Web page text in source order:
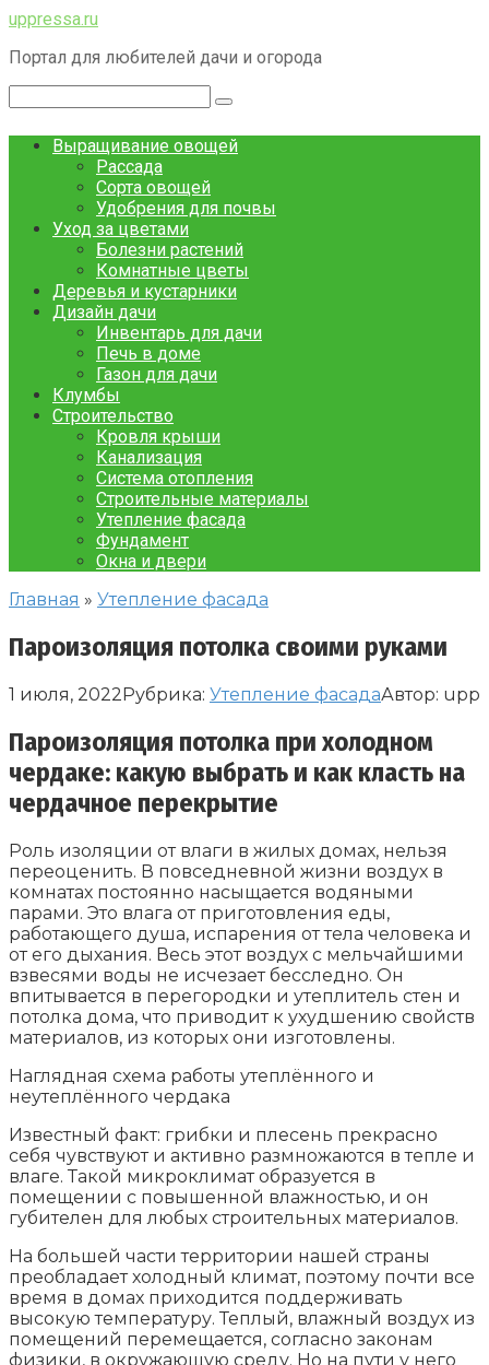
Перейти
контенту
uppressa.ru
Портал для любителей дачи и огорода
Выращивание овощей
Рассада
Сорта овощей
Удобрения для почвы
Уход за цветами
Болезни растений
Комнатные цветы
Деревья и кустарники
Дизайн дачи
Инвентарь для дачи
Печь в доме
Газон для дачи
Клумбы
Строительство
Кровля крыши
Канализация
Система отопления
Строительные материалы
Утепление фасада
Фундамент
Окна и двери
Главная » Утепление фасада
Пароизоляция потолка своими руками
1 июля, 2022Рубрика: Утепление фасадаАвтор: upp
Пароизоляция потолка при холодном
чердаке: какую выбрать и как класть на
чердачное перекрытие
Роль изоляции от влаги в жилых домах, нельзя
переоценить. В повседневной жизни воздух в
комнатах постоянно насыщается водяными
парами. Это влага от приготовления еды,
работающего душа, испарения от тела человека и
от его дыхания. Весь этот воздух с мельчайшими
взвесями воды не исчезает бесследно. Он
впитывается в перегородки и утеплитель стен и
потолка дома, что приводит к ухудшению свойств
материалов, из которых они изготовлены.
Наглядная схема работы утеплённого и
неутеплённого чердака
Известный факт: грибки и плесень прекрасно
себя чувствуют и активно размножаются в тепле и
влаге. Такой микроклимат образуется в
помещении с повышенной влажностью, и он
губителен для любых строительных материалов.
На большей части территории нашей страны
преобладает холодный климат, поэтому почти все
время в домах приходится поддерживать
высокую температуру. Теплый, влажный воздух из
помещений перемещается, согласно законам
физики, в окружающую среду. Но на пути у него